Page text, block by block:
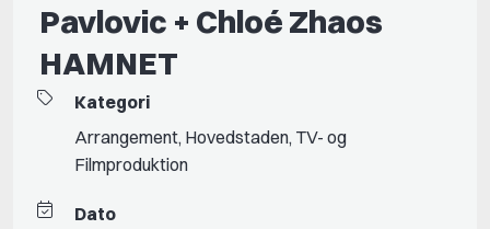
Pavlovic + Chloé Zhaos
HAMNET
Kategori
Arrangement, Hovedstaden, TV- og
Filmproduktion
Dato